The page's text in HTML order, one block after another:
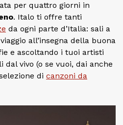
per quattro giorni in
. Italo ti offre tanti
da ogni parte d’Italia: sali a
all’insegna della buona
e ascoltando i tuoi artisti
vivo (o se vuoi, dai anche
di canzoni da